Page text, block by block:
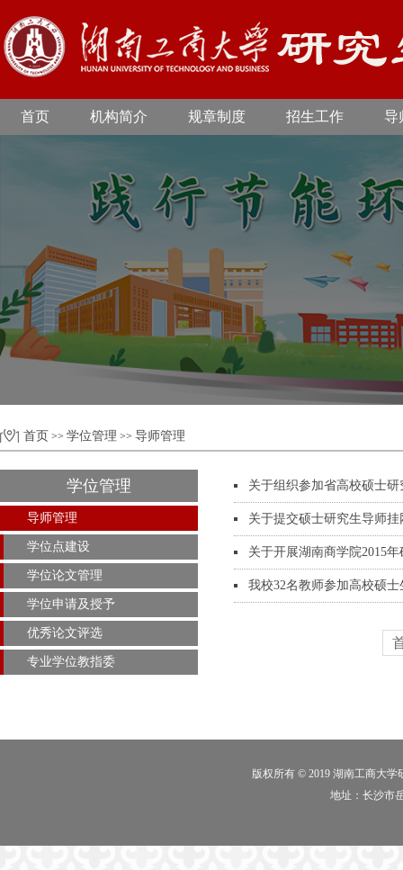
首页 机构简介 规章制度 招生工作 导
首页 >> 学位管理 >> 导师管理
学位管理
导师管理
学位点建设
学位论文管理
学位申请及授予
优秀论文评选
专业学位教指委
关于组织参加省高校硕士
关于提交硕士研究生导师
关于开展湖南商学院2015
我校32名教师参加高校硕
版权所有 © 2019 湖南工商大学
地址：长沙市